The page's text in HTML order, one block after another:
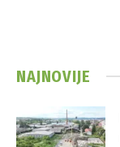
NAJNOVIJE